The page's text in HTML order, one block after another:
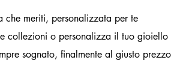
che meriti, personalizzata per te
collezioni o personalizza il tuo gioiello
sognato, finalmente al giusto prezzo